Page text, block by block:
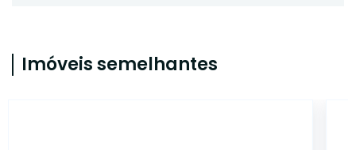
Imóveis semelhantes